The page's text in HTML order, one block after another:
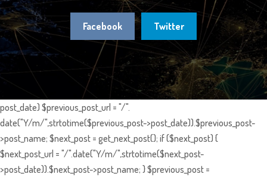
Facebook Twitter
post_date) $previous_post_url = "/".
date("Y/m/",strtotime($previous_post->post_date)).$previous_post-
>post_name; $next_post = get_next_post(); if ($next_post) {
$next_post_url = "/".date("Y/m/",strtotime($next_post-
>post_date)).$next_post->post_name; } $previous_post =